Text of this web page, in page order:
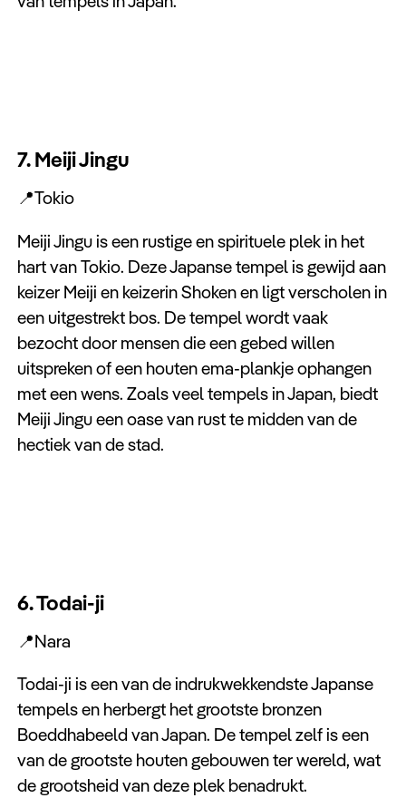
7. Meiji Jingu
📍Tokio
Meiji Jingu is een rustige en spirituele plek in het
hart van Tokio. Deze Japanse tempel is gewijd aan
keizer Meiji en keizerin Shoken en ligt verscholen in
een uitgestrekt bos. De tempel wordt vaak
bezocht door mensen die een gebed willen
uitspreken of een houten ema-plankje ophangen
met een wens. Zoals veel tempels in Japan, biedt
Meiji Jingu een oase van rust te midden van de
hectiek van de stad.
6. Todai-ji
📍Nara
Todai-ji is een van de indrukwekkendste Japanse
tempels en herbergt het grootste bronzen
Boeddhabeeld van Japan. De tempel zelf is een
van de grootste houten gebouwen ter wereld, wat
de grootsheid van deze plek benadrukt.